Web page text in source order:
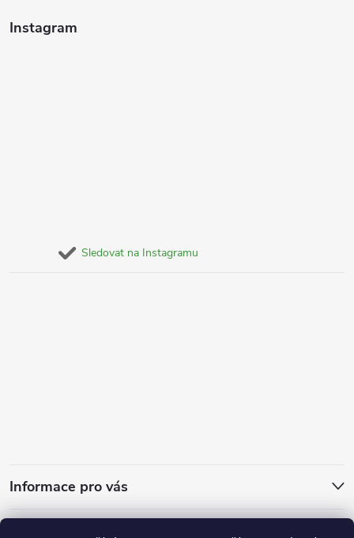
Instagram
Sledovat na Instagramu
Informace pro vás